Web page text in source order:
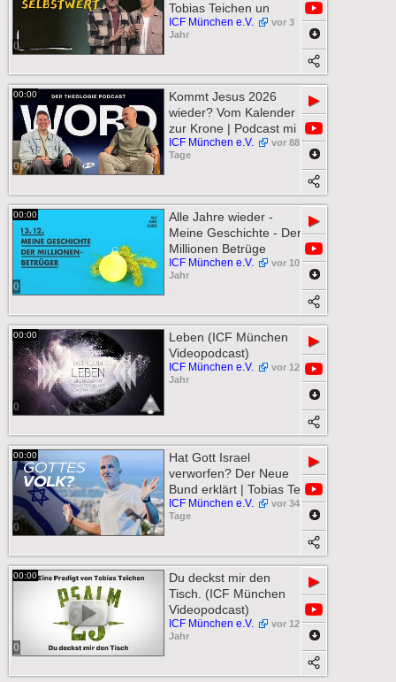
0
Tobias Teichen un
ICF München e.V.
vor 3
Jahr
00:00
0
Kommt Jesus 2026
wieder? Vom Kalender
zur Krone | Podcast mi
ICF München e.V.
vor 88
Tage
▶
00:00
0
Alle Jahre wieder -
Meine Geschichte - Der
Millionen Betrüge
ICF München e.V.
vor 10
Jahr
▶
00:00
0
Leben (ICF München
Videopodcast)
ICF München e.V.
vor 12
Jahr
▶
00:00
0
Hat Gott Israel
verworfen? Der Neue
Bund erklärt | Tobias Te
ICF München e.V.
vor 34
Tage
▶
00:00
0
Du deckst mir den
Tisch. (ICF München
Videopodcast)
ICF München e.V.
vor 12
Jahr
▶